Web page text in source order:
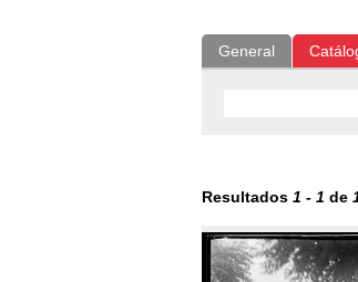
General
Resultados 1 - 1 de